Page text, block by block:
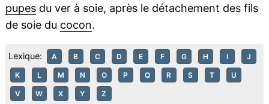
pupesdu ver à soie, après le détachement des fils
de soie du cocon.
Lexique: A B C D E F G H I J
K L M N O P Q R S T U
V W X Y Z